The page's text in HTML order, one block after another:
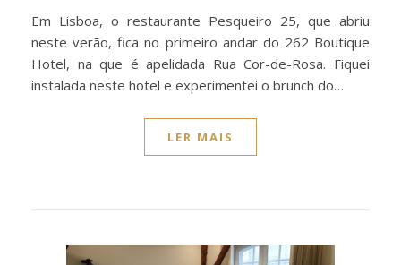
Em Lisboa, o restaurante Pesqueiro 25, que abriu
neste verão, fica no primeiro andar do 262 Boutique
Hotel, na que é apelidada Rua Cor-de-Rosa. Fiquei
instalada neste hotel e experimentei o brunch do…
LER MAIS